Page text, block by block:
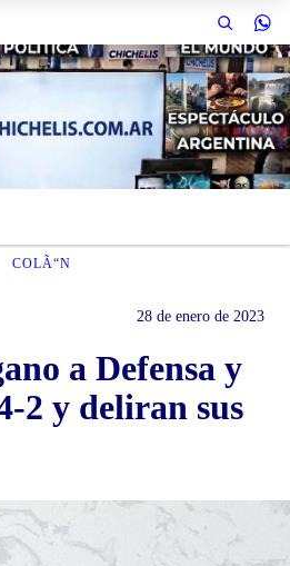
COLÃ“N
28 de enero de 2023
a Defensa y
2 y deliran sus